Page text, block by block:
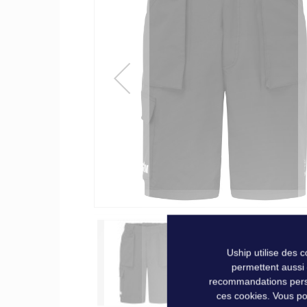
Uship utilise des
permettent
recommandations
ces cookies. Vous